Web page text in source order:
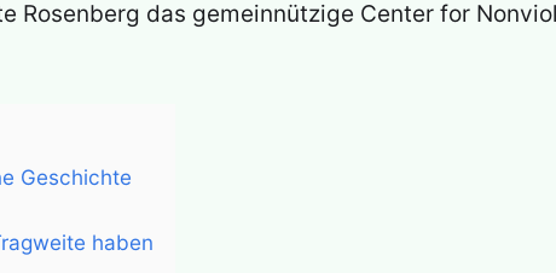
Rosenberg das gemeinnützige Center for
Geschichte
haben